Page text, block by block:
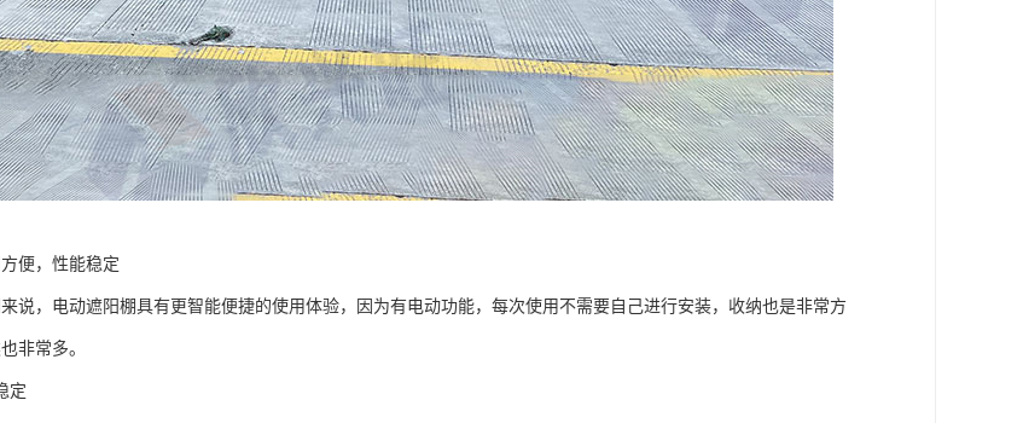
便，性能稳定
说，电动遮阳棚具有更智能便捷的使用体验，因为有电动功能，每次使用不需要自己进行安装，收纳也是非常方
非常多。
定